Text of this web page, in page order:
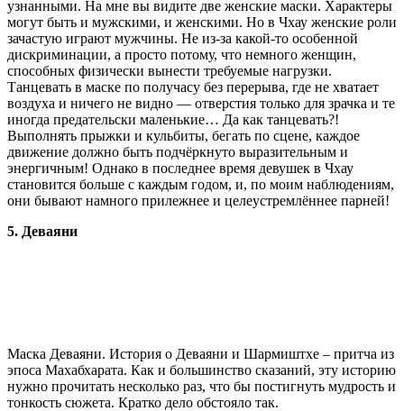
узнанными. На мне вы видите две женские маски. Характеры
могут быть и мужскими, и женскими. Но в Чхау женские роли
зачастую играют мужчины. Не из-за какой-то особенной
дискриминации, а просто потому, что немного женщин,
способных физически вынести требуемые нагрузки.
Танцевать в маске по получасу без перерыва, где не хватает
воздуха и ничего не видно — отверстия только для зрачка и те
иногда предательски маленькие… Да как танцевать?!
Выполнять прыжки и кульбиты, бегать по сцене, каждое
движение должно быть подчёркнуто выразительным и
энергичным! Однако в последнее время девушек в Чхау
становится больше с каждым годом, и, по моим наблюдениям,
они бывают намного прилежнее и целеустремлённее парней!
5. Деваяни
Маска Деваяни. История о Деваяни и Шармиштхе – притча из
эпоса Махабхарата. Как и большинство сказаний, эту историю
нужно прочитать несколько раз, что бы постигнуть мудрость и
тонкость сюжета. Кратко дело обстояло так.